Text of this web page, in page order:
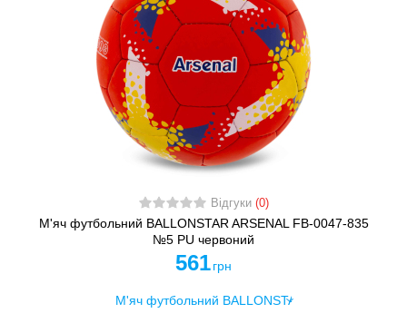
Відгуки (0)
М'яч футбольний BALLONSTAR ARSENAL FB-0047-835
№5 PU червоний
561 грн